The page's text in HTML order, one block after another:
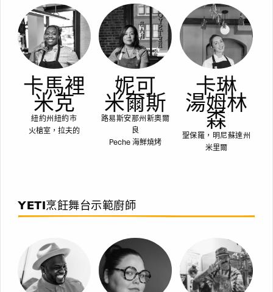
卡馬裡
米克
紐約州紐約市
火槍室，拉夫的
妮可
米爾斯
路易斯安那州新奧爾
良
Peche 海鮮燒烤
卡琳
湯姆林
森
聖保羅，明尼蘇達州
米里爾
YETI烹飪舞台示範廚師